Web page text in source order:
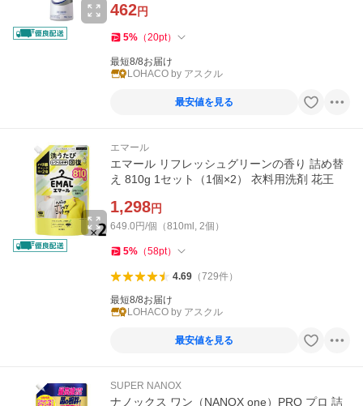
462円
5% （20pt）
最短8/8お届け
LOHACO by アスクル
最安値を見る
エマール
エマール リフレッシュグリーンの香り 詰め替
え 810g 1セット（1個×2） 衣料用洗剤 花王
1,298円
649.0円/個（810ml, 2個）
5% （58pt）
4.69（729件）
最短8/8お届け
LOHACO by アスクル
最安値を見る
SUPER NANOX
ナノックス ワン（NANOX one）PRO プロ 詰